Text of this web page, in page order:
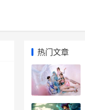
热门文章